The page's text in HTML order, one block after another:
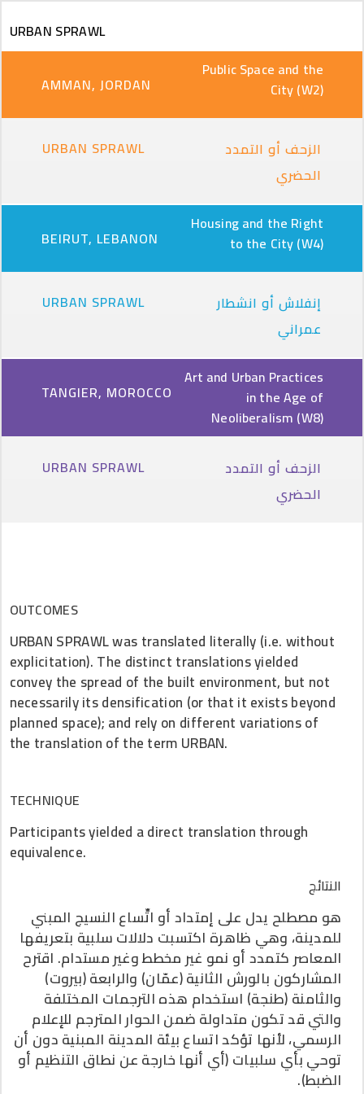
Skip to main content
URBAN SPRAWL
AMMAN, JORDAN
Public Space and the
City (W2)
URBAN SPRAWL
الزحف أو التمدد
الحضري
BEIRUT, LEBANON
Housing and the Right
to the City (W4)
URBAN SPRAWL
إنفلاش أو انشطار
عمراني
TANGIER, MOROCCO
Art and Urban Practices
in the Age of
Neoliberalism (W8)
URBAN SPRAWL
الزحف أو التمدد
الحضري
OUTCOMES
URBAN SPRAWL was translated literally (i.e. without
explicitation). The distinct translations yielded
convey the spread of the built environment, but not
necessarily its densification (or that it exists beyond
planned space); and rely on different variations of
the translation of the term URBAN.
TECHNIQUE
Participants yielded a direct translation through
equivalence.
النتائج
هو مصطلح يدل على إمتداد أو اتِّساع النسيج المبني
للمدينة، وهي ظاهرة اكتسبت دلالات سلبية بتعريفها
المعاصر كتمدد أو نمو غير مخطط وغير مستدام. اقترح
المشاركون بالورش الثانية (عمّان) والرابعة (بيروت)
والثامنة (طنجة) استخدام هذه الترجمات المختلفة
والتي قد تكون متداولة ضمن الحوار المترجم للإعلام
الرسمي، لأنها تؤكد اتساع بيئة المدينة المبنية دون أن
توحي بأي سلبيات (أي أنها خارجة عن نطاق التنظيم أو
الضبط).